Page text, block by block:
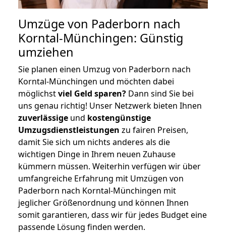
Umzüge von Paderborn nach
Korntal-Münchingen: Günstig
umziehen
Sie planen einen Umzug von Paderborn nach
Korntal-Münchingen und möchten dabei
möglichstviel Geld sparen? Dann sind Sie bei
uns genau richtig! Unser Netzwerk bieten Ihnen
zuverlässige und kostengünstige
Umzugsdienstleistungen zu fairen Preisen,
damit Sie sich um nichts anderes als die
wichtigen Dinge in Ihrem neuen Zuhause
kümmern müssen. Weiterhin verfügen wir über
umfangreiche Erfahrung mit Umzügen von
Paderborn nach Korntal-Münchingen mit
jeglicher Größenordnung und können Ihnen
somit garantieren, dass wir für jedes Budget eine
passende Lösung finden werden.